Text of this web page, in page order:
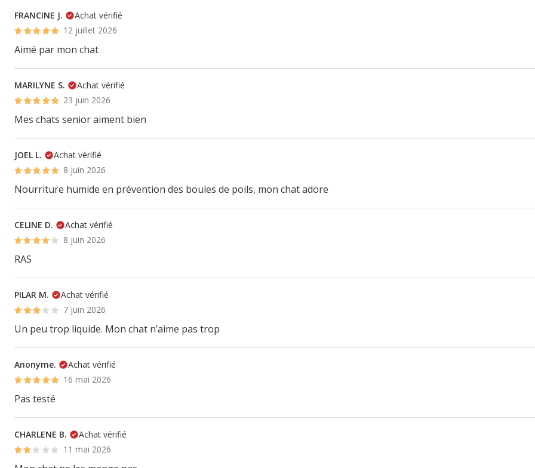
FRANCINE J.
Achat vérifié
12 juillet 2026
Aimé par mon chat
MARILYNE S.
Achat vérifié
23 juin 2026
Mes chats senior aiment bien
JOEL L.
Achat vérifié
8 juin 2026
Nourriture humide en prévention des boules de poils, mon chat adore
CELINE D.
Achat vérifié
8 juin 2026
RAS
PILAR M.
Achat vérifié
7 juin 2026
Un peu trop liquide. Mon chat n’aime pas trop
Anonyme.
Achat vérifié
16 mai 2026
Pas testé
CHARLENE B.
Achat vérifié
11 mai 2026